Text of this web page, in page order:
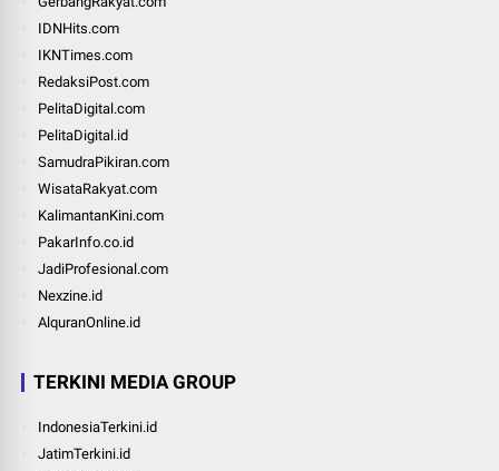
IDNHits.com
IKNTimes.com
RedaksiPost.com
PelitaDigital.com
PelitaDigital.id
SamudraPikiran.com
WisataRakyat.com
KalimantanKini.com
PakarInfo.co.id
JadiProfesional.com
Nexzine.id
AlquranOnline.id
TERKINI MEDIA GROUP
IndonesiaTerkini.id
JatimTerkini.id